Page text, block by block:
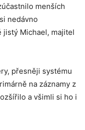
menších
nedávno
jistý Michael, majitel
přesněji systému
na záznamy z
a všimli si ho i